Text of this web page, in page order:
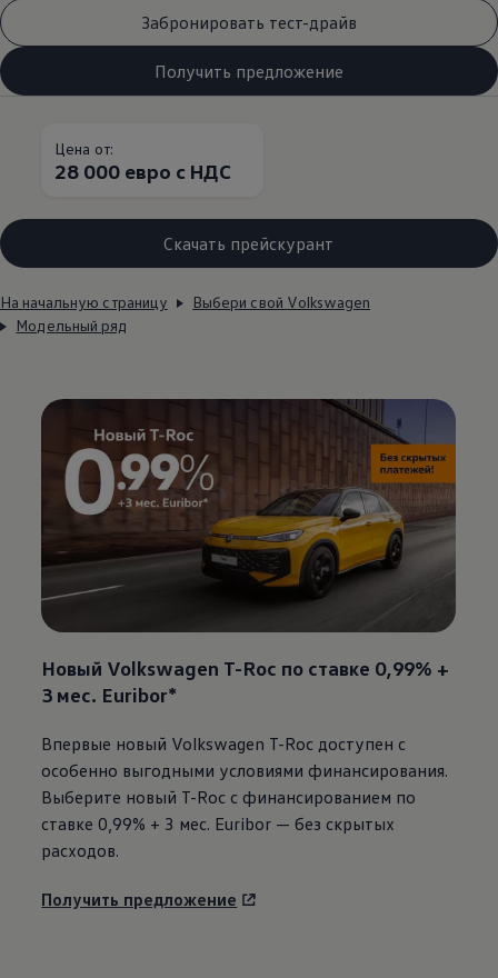
Забронировать тест-драйв
Получить предложение
Цена от:
28 000 евро с НДС
Скачать прейскурант
На начальную страницу
Выбери свой Volkswagen
Модельный ряд
Новый Volkswagen T-Roc по ставке 0,99% +
3 мес. Euribor*
Впервые новый Volkswagen T-Roc доступен с
особенно выгодными условиями финансирования.
Выберите новый T-Roc с финансированием по
ставке 0,99% + 3 мес. Euribor — без скрытых
расходов.
Получить предложение